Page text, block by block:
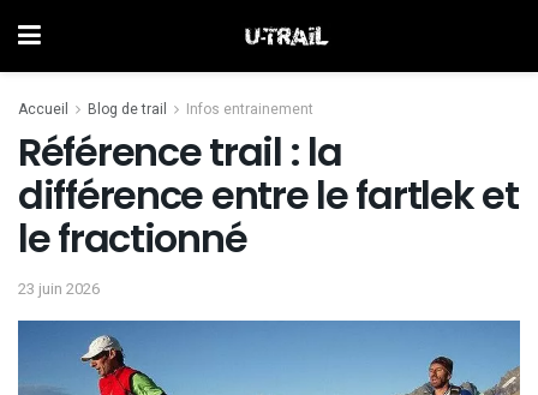
Accueil Blog de trail Infos entrainement
Référence trail : la
différence entre le fartlek et
le fractionné
23 juin 2026